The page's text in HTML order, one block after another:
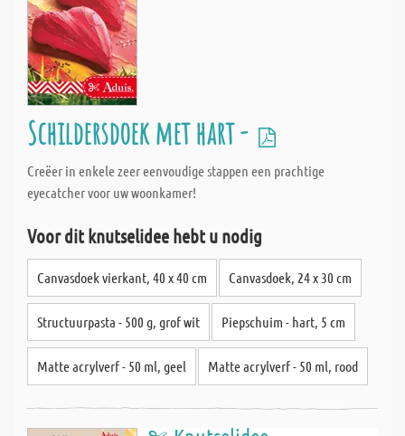
Schildersdoek met hart -
Creëer in enkele zeer eenvoudige stappen een prachtige
eyecatcher voor uw woonkamer!
Voor dit knutselidee hebt u nodig
Canvasdoek vierkant, 40 x 40 cm Canvasdoek, 24 x 30 cm
Structuurpasta - 500 g, grof wit Piepschuim - hart, 5 cm
Matte acrylverf - 50 ml, geel Matte acrylverf - 50 ml, rood